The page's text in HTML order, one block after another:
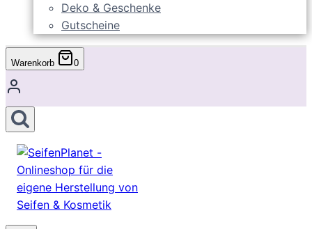
Deko & Geschenke
Gutscheine
Warenkorb 0